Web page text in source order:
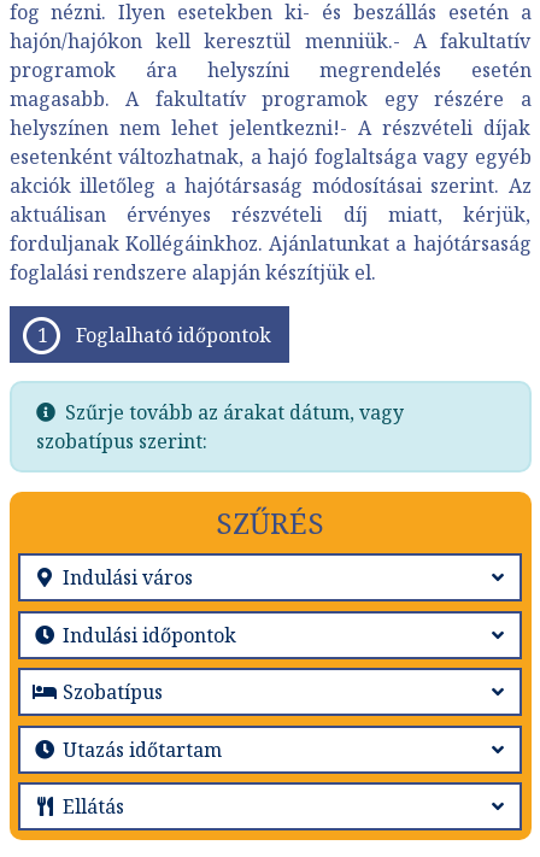
fog nézni. Ilyen esetekben ki- és beszállás esetén a
hajón/hajókon kell keresztül menniük.- A fakultatív
programok ára helyszíni megrendelés esetén
magasabb. A fakultatív programok egy részére a
helyszínen nem lehet jelentkezni!- A részvételi díjak
esetenként változhatnak, a hajó foglaltsága vagy egyéb
akciók illetőleg a hajótársaság módosításai szerint. Az
aktuálisan érvényes részvételi díj miatt, kérjük,
forduljanak Kollégáinkhoz. Ajánlatunkat a hajótársaság
foglalási rendszere alapján készítjük el.
Foglalható időpontok
Szűrje tovább az árakat dátum, vagy
szobatípus szerint:
SZŰRÉS